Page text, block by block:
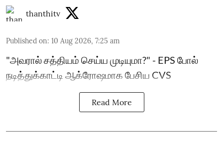
thanthitv
Published on: 10 Aug 2026, 7:25 am
"அவரால் சத்தியம் செய்ய முடியுமா?" - EPS போல்
நடித்துக்காட்டி ஆக்ரோஷமாக பேசிய CVS
Read More